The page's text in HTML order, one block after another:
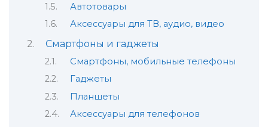
Автотовары
Аксессуары для ТВ, аудио, видео
Смартфоны и гаджеты
Смартфоны, мобильные телефоны
Гаджеты
Планшеты
Аксессуары для телефонов